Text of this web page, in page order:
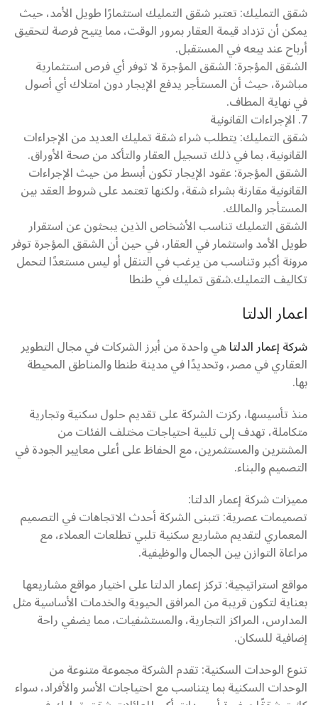
شقق التمليك: تعتبر شقق التمليك استثمارًا طويل الأمد، حيث
يمكن أن تزداد قيمة العقار بمرور الوقت، مما يتيح فرصة لتحقيق
أرباح عند بيعه في المستقبل.
الشقق المؤجرة: الشقق المؤجرة لا توفر أي فرص استثمارية
مباشرة، حيث أن المستأجر يدفع الإيجار دون امتلاك أي أصول
في نهاية المطاف.
7. الإجراءات القانونية
شقق التمليك: يتطلب شراء شقة تمليك العديد من الإجراءات
القانونية، بما في ذلك تسجيل العقار والتأكد من صحة الأوراق.
الشقق المؤجرة: عقود الإيجار تكون أبسط من حيث الإجراءات
القانونية مقارنة بشراء شقة، ولكنها تعتمد على شروط العقد بين
المستأجر والمالك.
الشقق التمليك تناسب الأشخاص الذين يبحثون عن استقرار
طويل الأمد واستثمار في العقار، في حين أن الشقق المؤجرة توفر
مرونة أكبر وتناسب من يرغب في التنقل أو ليس مستعدًا لتحمل
تكاليف التمليك.شقق تمليك في طنطا
اعمار الدلتا
شركة إعمار الدلتاهي واحدة من أبرز الشركات في مجال التطوير
العقاري في مصر، وتحديدًا في مدينة طنطا والمناطق المحيطة
بها.
منذ تأسيسها، ركزت الشركة على تقديم حلول سكنية وتجارية
متكاملة، تهدف إلى تلبية احتياجات مختلف الفئات من
المشترين والمستثمرين، مع الحفاظ على أعلى معايير الجودة في
التصميم والبناء.
مميزات شركة إعمار الدلتا:
تصميمات عصرية: تتبنى الشركة أحدث الاتجاهات في التصميم
المعماري لتقديم مشاريع سكنية تلبي تطلعات العملاء، مع
مراعاة التوازن بين الجمال والوظيفية.
مواقع استراتيجية: تركز إعمار الدلتا على اختيار مواقع مشاريعها
بعناية لتكون قريبة من المرافق الحيوية والخدمات الأساسية مثل
المدارس، المراكز التجارية، والمستشفيات، مما يضفي راحة
إضافية للسكان.
تنوع الوحدات السكنية: تقدم الشركة مجموعة متنوعة من
الوحدات السكنية بما يتناسب مع احتياجات الأسر والأفراد، سواء